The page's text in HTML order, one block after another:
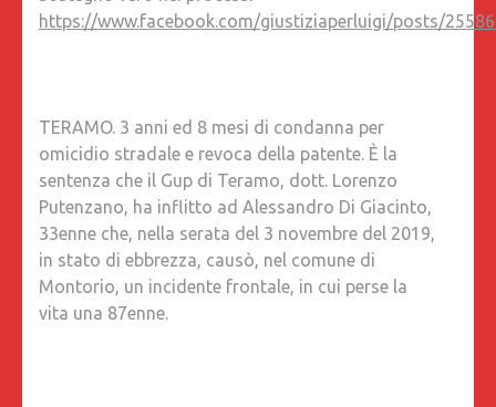
https://www.facebook.com/giustiziaperluigi/posts/
TERAMO. 3 anni ed 8 mesi di condanna per
omicidio stradale e revoca della patente. È la
sentenza che il Gup di Teramo, dott. Lorenzo
Putenzano, ha inflitto ad Alessandro Di Giacinto,
33enne che, nella serata del 3 novembre del 2019,
in stato di ebbrezza, causò, nel comune di
Montorio, un incidente frontale, in cui perse la
vita una 87enne.